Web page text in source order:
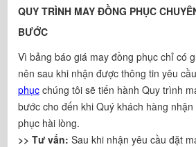
QUY TRÌNH MAY ĐỒNG PHỤC
BƯỚC
Vì bảng báo giá may đồng phục chỉ có
nên sau khi nhận được thông tin yêu cầu
phục chúng tôi sẽ tiến hành Quy trình
bước cho đến khi Quý khách hàng
phục hài lòng.
>> Tư vấn: Sau khi nhận yêu cầu đặt